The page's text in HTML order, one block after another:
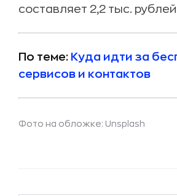
составляет 2,2 тыс.
По теме: Куда идти за
сервисов и контактов
Фото на обложке: Unsplash